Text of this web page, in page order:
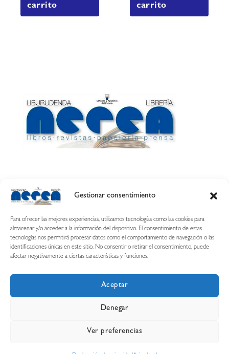
Gestionar consentimiento
Para ofrecer las mejores experiencias, utilizamos tecnologías como las cookies para
almacenar y/o acceder a la información del dispositivo. El consentimiento de estas
tecnologías nos permitirá procesar datos como el comportamiento de navegación o las
identificaciones únicas en este sitio. No consentir o retirar el consentimiento, puede
afectar negativamente a ciertas características y funciones.
Aceptar
Denegar
Ver preferencias
carrito
carrito
Calle Esquíroz, 27
687 54 31 70
nerearetamonge@gmail.com
Aviso legal
Condiciones de uso y compra